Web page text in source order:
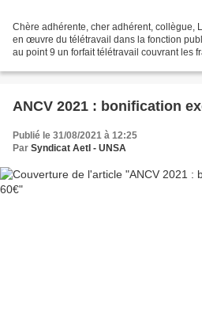
Chère adhérente, cher adhérent, collègue,
en œuvre du télétravail dans la fonction
au point 9 un forfait télétravail couvrant les
ANCV 2021 : bonification
Publié le 31/08/2021 à 12:25
Par Syndicat AetI - UNSA